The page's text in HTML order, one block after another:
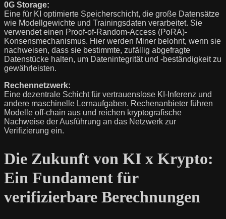
0G Storage:
Eine für KI optimierte Speicherschicht, die große Datensätze
wie Modellgewichte und Trainingsdaten verarbeitet. Sie
verwendet einen Proof-of-Random-Access (PoRA)-
Konsensmechanismus. Hier werden Miner belohnt, wenn sie
nachweisen, dass sie bestimmte, zufällig abgefragte
Datenstücke halten, um Datenintegrität und -beständigkeit zu
gewährleisten.
Rechennetzwerk:
Eine dezentrale Schicht für vertrauenslose KI-Inferenz und
andere maschinelle Lernaufgaben. Rechenanbieter führen
Modelle off-chain aus und reichen kryptografische
Nachweise der Ausführung an das Netzwerk zur
Verifizierung ein.
Die Zukunft von KI x Krypto:
Ein Fundament für
verifizierbare Berechnungen